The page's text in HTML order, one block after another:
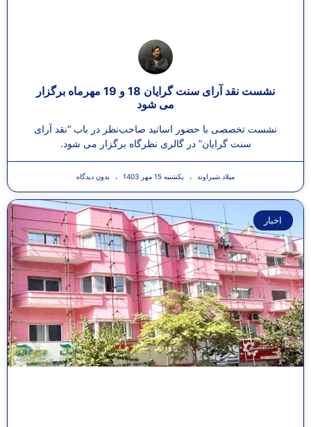
نشست نقد آرای سنت گرایان 18 و 19 مهرماه برگزار
می شود
نشست تخصصی با حضور اساتید صاحب‌نظر در باب “نقد آرای
سنت‌ گرایان” در گالری نظرگاه برگزار می شود.
میلاد شیراوند یکشنبه 15 مهر 1403 بدون دیدگاه
اخبار